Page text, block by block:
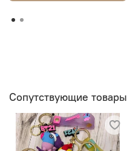
Сопутствующие товары